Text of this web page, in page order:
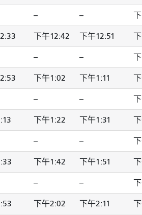
-- --
下午12:42 下午12:51
-- --
下午1:02 下午1:11
-- --
下午1:22 下午1:31
-- --
下午1:42 下午1:51
-- --
下午2:02 下午2:11